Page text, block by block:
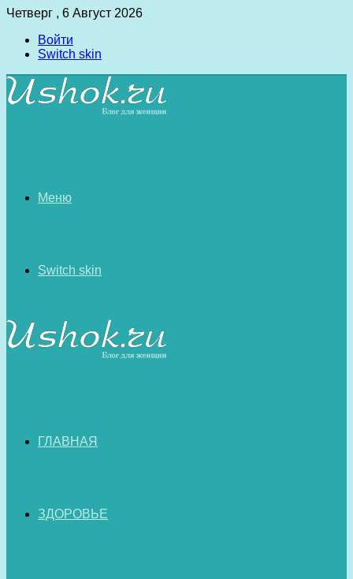
Четверг , 6 Август 2026
Войти
Switch skin
Меню
Switch skin
ГЛАВНАЯ
ЗДОРОВЬЕ